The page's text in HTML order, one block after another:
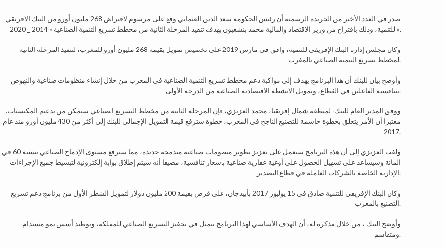
صدر في العدد الأخير من الجريدة الرسمية أن رئيس الحكومة سعد الدين العثماني وقع على مرسوم لاقتراض 268 مليون أورو من البنك الافريقي
للتنمية، وذلك باقتراح من وزير الاقتصاد والمالية محمد بنشعبون بهدف تنفيذ المرحلة الثانية من مخطط تسريع التنمية الصناعية « 2014 _ 2020 ».
وكان مجلس إدارة البنك الإفريقي للتنمية، وافق في مارس 2019 على تخصيص تمويل بقيمة 268 مليون أورو للمغرب، لتنفيذ المرحلة الثانية
لمخطط تسريع التنمية الصناعي بالمغرب.
وأوضح بيان للبنك أن هذا البرنامج يهدف إلى مواكبة دعم مخطط تسريع التنمية الصناعية في المغرب من خلال إنشاء منظومات صناعية والنهوض
بتنافسية الفاعلين في القطاع، وتمويل الانشطة الاقتصادية الصناعية من الدرجة الأولى.
ووفق المدير العام للبنك، لمنطقة شمال إفريقيا، محمد العزيزي، فإن المرحلة الثانية من مخطط التسريع الصناعي ستمكن من تدعيم المكتسبات.
معتبرا أن الأمر يتعلق بخطوة حاسمة للتصنيع الناجح في المغرب، خطوة سترفع قيمة التمويل الإجمالي للبنك إلى أكثر من 430 مليون أورو منذ عام
2017.
ولفت العزيزي إلى أن هذه البرنامج سيعمل على تعزيز تطوير منظومات صناعية مندمجة جديدة، مما سيرفع مستوى الإدماج الصناعي بنسبة 60 في
المائة وسيساعد على تسهيل الحصول على أوعية عقارية صناعية بأسعار تنافسية، مضيفا أنه سيتم إطلاق بوابة إلكترونية لتبسيط جميع الإجراءات
الإدارية الخاصة بالشركات العاملة في قطاع التصدير.
وكان البنك الإفريقي للتنمية صادق في 15 يوليوز 2017 بأبيدجان، على قرض بقيمة 200 مليون دولار لتمويل الشطر الأول من برنامج دعم تسريع
التصنيع بالمغرب.
وأوضح البنك ، من خلال مذكرة له، أن الهدف الأساسي لهذا البرنامج يتمثل في تحفيز التسريع الصناعي للمملكة، وتوطيد أسس نمو مستدام
ومتقاسم.